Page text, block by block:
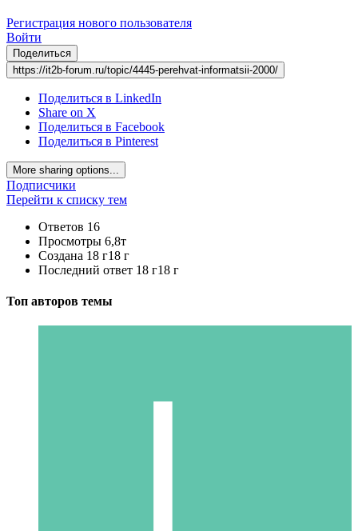
Регистрация нового пользователя
Войти
Поделиться
https://it2b-forum.ru/topic/4445-perehvat-informatsii-2000/
Поделиться в LinkedIn
Share on X
Поделиться в Facebook
Поделиться в Pinterest
More sharing options...
Подписчики
Перейти к списку тем
Ответов 16
Просмотры 6,8т
Создана 18 г18 г
Последний ответ 18 г18 г
Топ авторов темы